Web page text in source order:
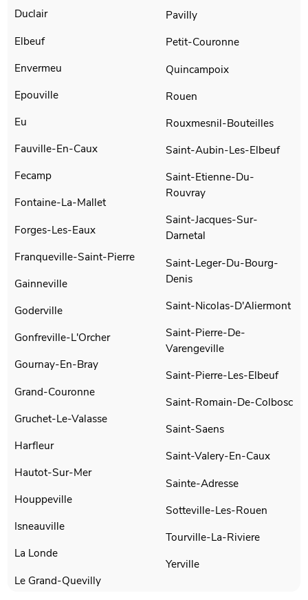
Duclair
Elbeuf
Envermeu
Epouville
Eu
Fauville-En-Caux
Fecamp
Fontaine-La-Mallet
Forges-Les-Eaux
Franqueville-Saint-Pierre
Gainneville
Goderville
Gonfreville-L'Orcher
Gournay-En-Bray
Grand-Couronne
Gruchet-Le-Valasse
Harfleur
Hautot-Sur-Mer
Houppeville
Isneauville
La Londe
Le Grand-Quevilly
Pavilly
Petit-Couronne
Quincampoix
Rouen
Rouxmesnil-Bouteilles
Saint-Aubin-Les-Elbeuf
Saint-Etienne-Du-
Rouvray
Saint-Jacques-Sur-
Darnetal
Saint-Leger-Du-Bourg-
Denis
Saint-Nicolas-D'Aliermont
Saint-Pierre-De-
Varengeville
Saint-Pierre-Les-Elbeuf
Saint-Romain-De-Colbosc
Saint-Saens
Saint-Valery-En-Caux
Sainte-Adresse
Sotteville-Les-Rouen
Tourville-La-Riviere
Yerville